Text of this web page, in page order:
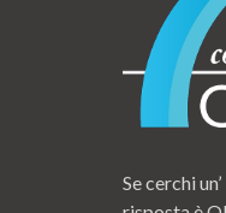
Se cerchi